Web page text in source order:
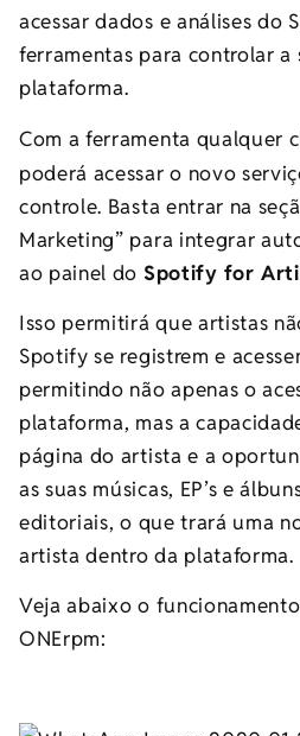
acessar dados e análises do
ferramentas para controlar a
plataforma.
Com a ferramenta qualquer
poderá acessar o novo
controle. Basta entrar na
Marketing” para integrar
ao painel do Spotify for
Isso permitirá que artistas
Spotify se registrem e
permitindo não apenas o
plataforma, mas a
página do artista e a
as suas músicas, EP’s e
editoriais, o que trará uma
artista dentro da plataforma.
Veja abaixo o
ONErpm: